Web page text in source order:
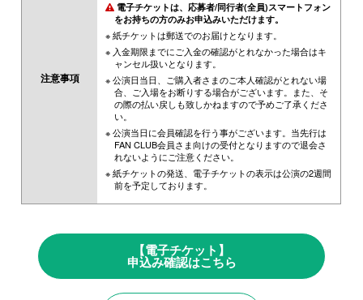
注意事項
電子チケットは、応募者/同行者(全員)スマートフォン
をお持ちの方のみお申込みいただけます。
※ 紙チケットは郵送でのお届けとなります。
※ 入金期限までにご入金の確認がとれなかった場合はキ
ャンセル扱いとなります。
※ 公演日当日、ご購入者さまのご本人確認がとれない場
合、ご入場をお断りする場合がございます。また、そ
の際の払い戻しも致しかねますので予めご了承くださ
い。
※ 公演当日に会員確認を行う事がございます。当先行は
FAN CLUB会員さま向けの受付となりますので退会さ
れないようにご注意ください。
※ 紙チケットの発送、電子チケットの表示は公演の2週間
前を予定しております。
【電子チケット】
申込み確認はこちら